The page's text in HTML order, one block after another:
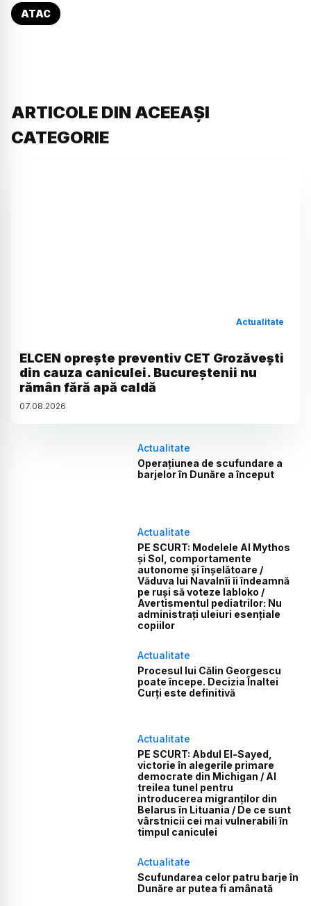
ATAC
ARTICOLE DIN ACEEAȘI
CATEGORIE
Actualitate
ELCEN oprește preventiv CET Grozăvești
din cauza caniculei. Bucureștenii nu
rămân fără apă caldă
07.08.2026
Actualitate
Operațiunea de scufundare a
barjelor în Dunăre a început
Actualitate
PE SCURT: Modelele AI Mythos
și Sol, comportamente
autonome și înșelătoare /
Văduva lui Navalnîi îi îndeamnă
pe ruși să voteze Iabloko /
Avertismentul pediatrilor: Nu
administrați uleiuri esențiale
copiilor
Actualitate
Procesul lui Călin Georgescu
poate începe. Decizia Înaltei
Curți este definitivă
Actualitate
PE SCURT: Abdul El-Sayed,
victorie în alegerile primare
democrate din Michigan / Al
treilea tunel pentru
introducerea migranților din
Belarus în Lituania / De ce sunt
vârstnicii cei mai vulnerabili în
timpul caniculei
Actualitate
Scufundarea celor patru barje în
Dunăre ar putea fi amânată